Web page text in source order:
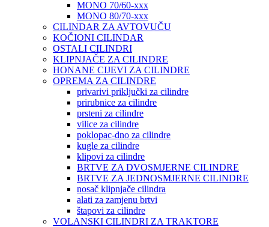
MONO 70/60-xxx
MONO 80/70-xxx
CILINDAR ZA AVTOVUČU
KOČIONI CILINDAR
OSTALI CILINDRI
KLIPNJAČE ZA CILINDRE
HONANE CIJEVI ZA CILINDRE
OPREMA ZA CILINDRE
privarivi priključki za cilindre
prirubnice za cilindre
prsteni za cilindre
vilice za cilindre
poklopac-dno za cilindre
kugle za cilindre
klipovi za cilindre
BRTVE ZA DVOSMJERNE CILINDRE
BRTVE ZA JEDNOSMJERNE CILINDRE
nosač klipnjače cilindra
alati za zamjenu brtvi
štapovi za cilindre
VOLANSKI CILINDRI ZA TRAKTORE